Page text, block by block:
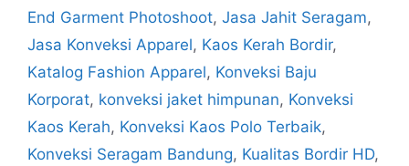
End Garment Photoshoot, Jasa Jahit Seragam,
Jasa Konveksi Apparel, Kaos Kerah Bordir,
Katalog Fashion Apparel, Konveksi Baju
Korporat, konveksi jaket himpunan, Konveksi
Kaos Kerah, Konveksi Kaos Polo Terbaik,
Konveksi Seragam Bandung, Kualitas Bordir HD,